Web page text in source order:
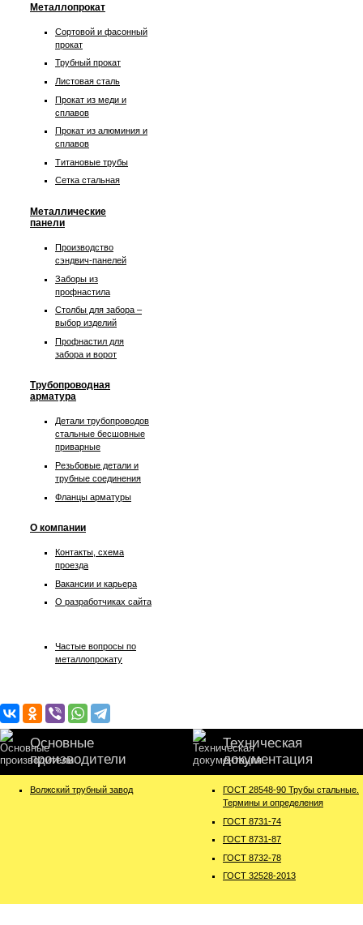
Металлопрокат
Сортовой и фасонный
прокат
Трубный прокат
Листовая сталь
Прокат из меди и
сплавов
Прокат из алюминия и
сплавов
Титановые трубы
Сетка стальная
Металлические
панели
Производство
сэндвич-панелей
Заборы из
профнастила
Столбы для забора –
выбор изделий
Профнастил для
забора и ворот
Трубопроводная
арматура
Детали трубопроводов
стальные бесшовные
приварные
Резьбовые детали и
трубные соединения
Фланцы арматуры
О компании
Контакты, схема
проезда
Вакансии и карьера
О разработчиках сайта
Частые вопросы по
металлопрокату
Основные
производители
Техническая
документация
Волжский трубный завод
ГОСТ 28548-90 Трубы стальные.
Термины и определения
ГОСТ 8731-74
ГОСТ 8731-87
ГОСТ 8732-78
ГОСТ 32528-2013